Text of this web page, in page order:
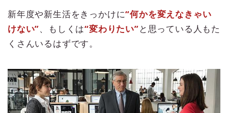
新年度や新生活をきっかけに“何かを変えなきゃい
けない”、もしくは“変わりたい”と思っている人もた
くさんいるはずです。